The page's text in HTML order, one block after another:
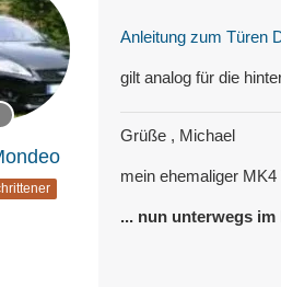
Anleitung zum Türen
gilt analog für die
Grüße , Michael
mein ehemaliger
... nun unterwegs im